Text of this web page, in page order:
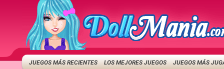
JUEGOS MÁS RECIENTES LOS MEJORES JUEGOS JUEGOS MÁS